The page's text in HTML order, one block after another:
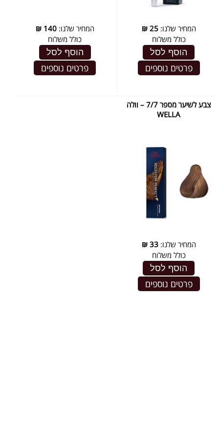
המחיר שלנו:25
₪
כולל משלוח
הוסף לסל
פרטים נוספים
המחיר שלנו:140
₪
כולל משלוח
הוסף לסל
פרטים נוספים
צבע לשיער מספר 7/7 – וולה
WELLA
המחיר שלנו:33
₪
כולל משלוח
הוסף לסל
פרטים נוספים